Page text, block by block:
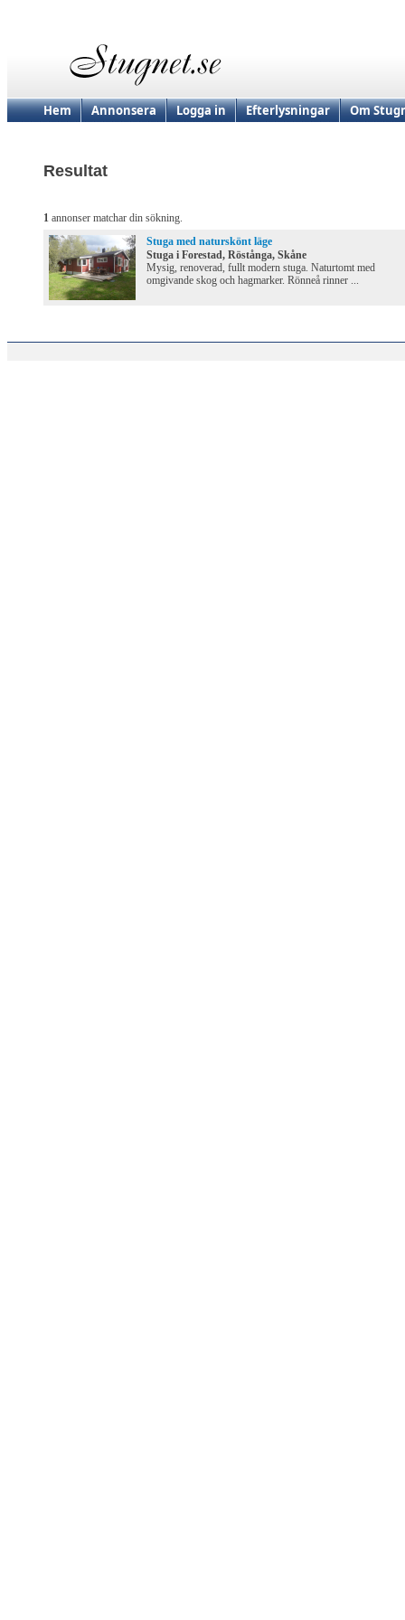
Hem Annonsera Logga in Efterlysningar Om
Resultat
1 annonser matchar din sökning.
Stuga med naturskönt läge
Stuga i Forestad, Röstånga, Skåne
Mysig, renoverad, fullt modern stuga. Naturtomt med
omgivande skog och hagmarker. Rönneå rinner ...